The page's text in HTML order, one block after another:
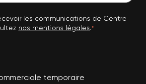
les communications de Centre
nos mentions légales.*
temporaire